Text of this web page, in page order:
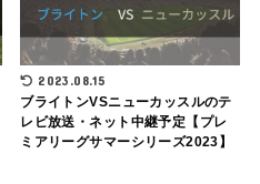
2023.08.15
ブライトンVSニューカッスルのテ
レビ放送・ネット中継予定【プレ
ミアリーグサマーシリーズ2023】